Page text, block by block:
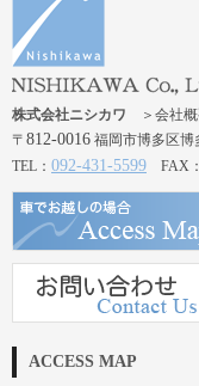
株式会社ニシカワ ＞会社概
〒 812-0016 福岡市博多区博
TEL： 092-431-5599 FAX：
ACCESS MAP